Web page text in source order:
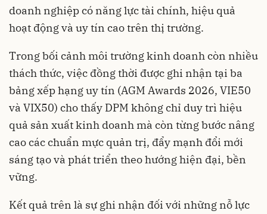
doanh nghiệp có năng lực tài chính, hiệu quả
hoạt động và uy tín cao trên thị trường.
Trong bối cảnh môi trường kinh doanh còn nhiều
thách thức, việc đồng thời được ghi nhận tại ba
bảng xếp hạng uy tín (AGM Awards 2026, VIE50
và VIX50) cho thấy DPM không chỉ duy trì hiệu
quả sản xuất kinh doanh mà còn từng bước nâng
cao các chuẩn mực quản trị, đẩy mạnh đổi mới
sáng tạo và phát triển theo hướng hiện đại, bền
vững.
Kết quả trên là sự ghi nhận đối với những nỗ lực